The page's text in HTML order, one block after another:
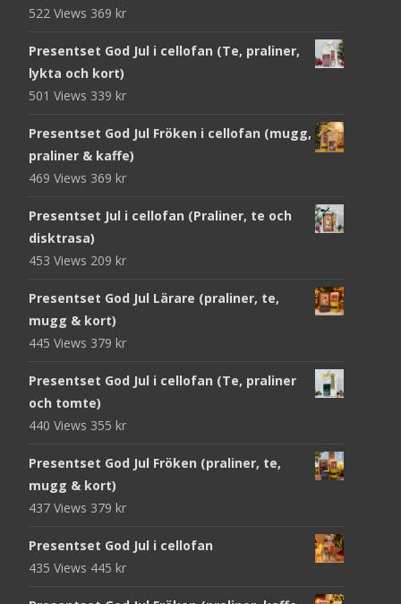
522 Views 369 kr
Presentset God Jul i cellofan (Te, praliner,
lykta och kort)
501 Views 339 kr
Presentset God Jul Fröken i cellofan (mugg,
praliner & kaffe)
469 Views 369 kr
Presentset Jul i cellofan (Praliner, te och
disktrasa)
453 Views 209 kr
Presentset God Jul Lärare (praliner, te,
mugg & kort)
445 Views 379 kr
Presentset God Jul i cellofan (Te, praliner
och tomte)
440 Views 355 kr
Presentset God Jul Fröken (praliner, te,
mugg & kort)
437 Views 379 kr
Presentset God Jul i cellofan
435 Views 445 kr